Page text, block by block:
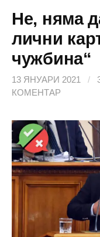
Не, няма
лични
чужбина“
13 ЯНУАРИ 2021 /
КОМЕНТАР